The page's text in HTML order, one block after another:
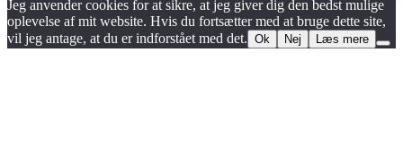
Jeg anvender cookies for at sikre, at jeg giver dig den bedst mulige
oplevelse af mit website. Hvis du fortsætter med at bruge dette site,
vil jeg antage, at du er indforstået med det. Ok Nej Læs mere